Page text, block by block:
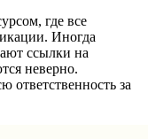
где все
Иногда
ссылки на
неверно.
ответственность за